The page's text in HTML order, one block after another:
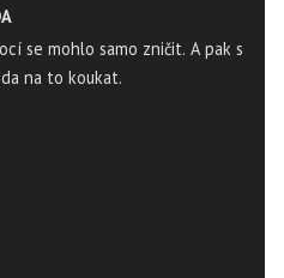
se mohlo samo zničit. A pak s
na to koukat.